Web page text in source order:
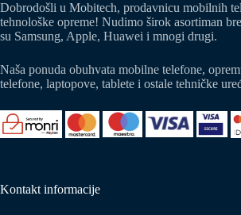
Dobrodošli u Mobitech, prodavnicu mobilnih
tehnološke opreme! Nudimo širok asortiman
su Samsung, Apple, Huawei i mnogi drugi.
Naša ponuda obuhvata mobilne telefone,
telefone, laptopove, tablete i ostale tehničke
Kontakt informacije